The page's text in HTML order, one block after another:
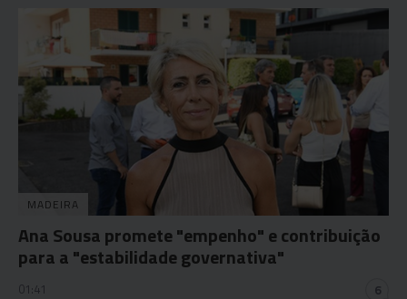
MADEIRA
Ana Sousa promete "empenho" e contribuição
para a "estabilidade governativa"
01:41 6